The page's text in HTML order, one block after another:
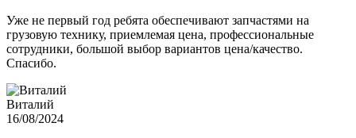
Уже не первый год ребята обеспечивают запчастями на
грузовую технику, приемлемая цена, профессиональные
сотрудники, большой выбор вариантов цена/качество.
Спасибо.
Виталий
16/08/2024